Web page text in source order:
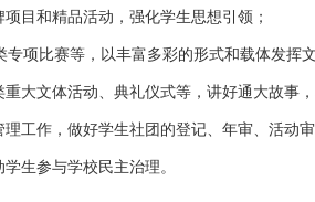
目和精品活动，强化学生思想引领；
项比赛等，以丰富多彩的形式和载体发挥
大文体活动、典礼仪式等，讲好通大故事
工作，做好学生社团的登记、年审、活动
生参与学校民主治理。